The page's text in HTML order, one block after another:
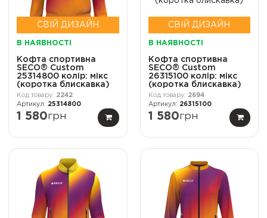
СВІЙ ДИЗАЙН
В НАЯВНОСТІ
Кофта спортивна
SECO® Custom
25314800 колір: мікс
(коротка блискавка)
2242
25314800
1 580грн
СВІЙ ДИЗАЙН
В НАЯВНОСТІ
Кофта спортивна
SECO® Custom
26315100 колір: мікс
(коротка блискавка)
2694
26315100
1 580грн